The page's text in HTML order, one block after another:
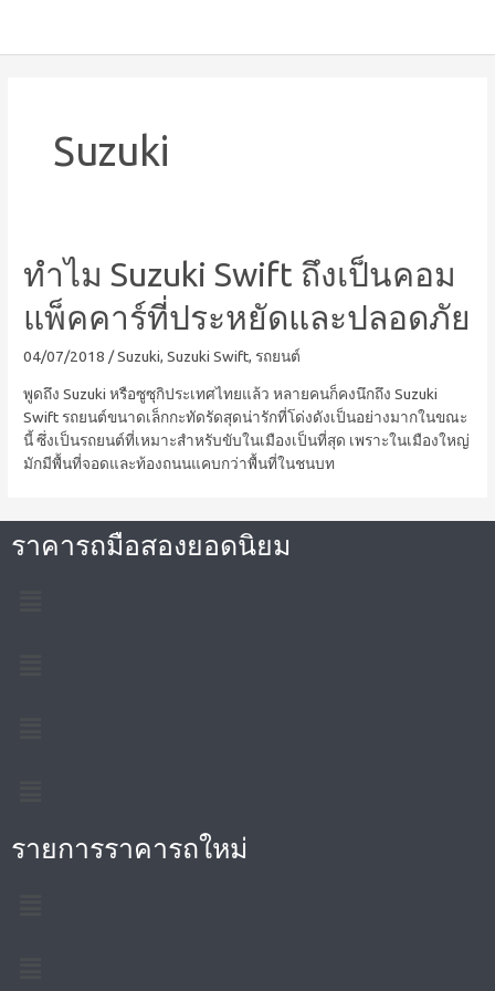
Suzuki
ทำไม Suzuki Swift ถึงเป็นคอม
แพ็คคาร์ที่ประหยัดและปลอดภัย
04/07/2018 /Suzuki,Suzuki Swift,รถยนต์
พูดถึง Suzuki หรือซูซุกิประเทศไทยแล้ว หลายคนก็คงนึกถึง Suzuki
Swift รถยนต์ขนาดเล็กกะทัดรัดสุดน่ารักที่โด่งดังเป็นอย่างมากในขณะ
นี้ ซึ่งเป็นรถยนต์ที่เหมาะสำหรับขับในเมืองเป็นที่สุด เพราะในเมืองใหญ่
มักมีพื้นที่จอดและท้องถนนแคบกว่าพื้นที่ในชนบท
ราคารถมือสองยอดนิยม
รายการราคารถใหม่